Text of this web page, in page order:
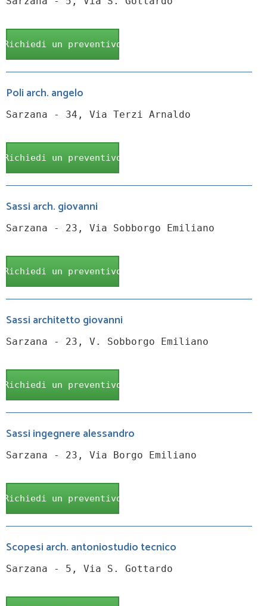
Richiedi un preventivo
Poli arch. angelo
Sarzana - 34, Via Terzi Arnaldo
Richiedi un preventivo
Sassi arch. giovanni
Sarzana - 23, Via Sobborgo Emiliano
Richiedi un preventivo
Sassi architetto giovanni
Sarzana - 23, V. Sobborgo Emiliano
Richiedi un preventivo
Sassi ingegnere alessandro
Sarzana - 23, Via Borgo Emiliano
Richiedi un preventivo
Scopesi arch. antoniostudio tecnico
Sarzana - 5, Via S. Gottardo